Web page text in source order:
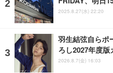
2025.8.27(水) 22:20
羽生結弦自らポ
ろし2027年度版
2026.8.7(金) 16:03